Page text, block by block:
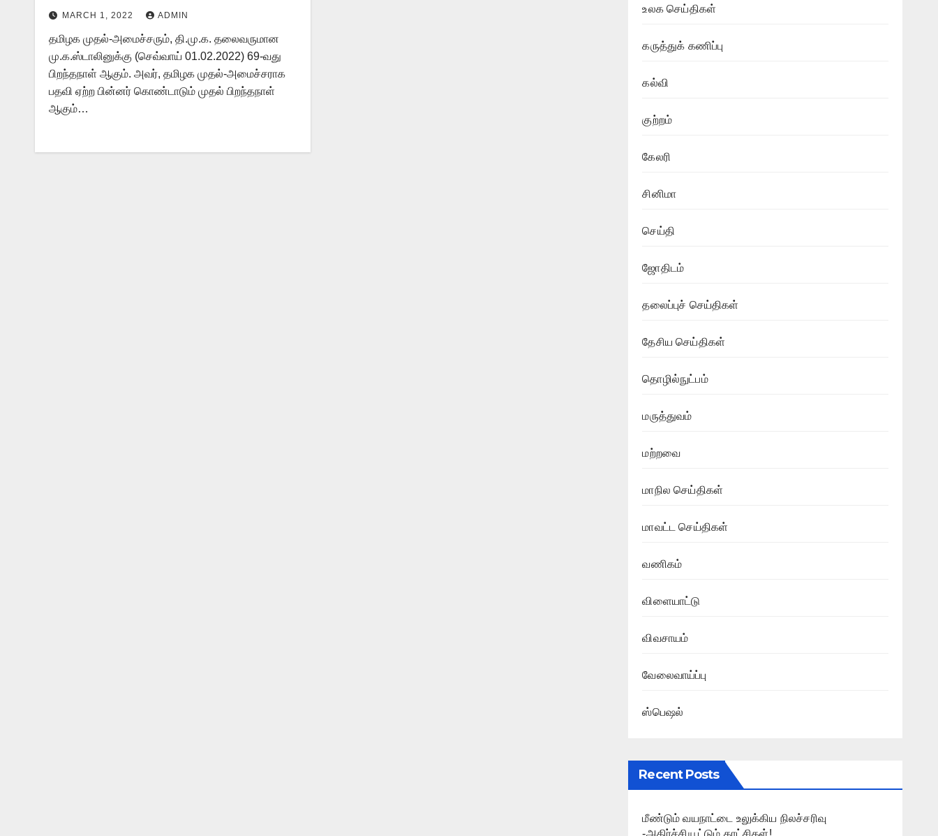
MARCH 1, 2022 ADMIN
தமிழக முதல்-அமைச்சரும், தி.மு.க. தலைவருமான
மு.க.ஸ்டாலினுக்கு (செவ்வாய் 01.02.2022) 69-வது
பிறந்தநாள் ஆகும். அவர், தமிழக முதல்-அமைச்சராக
பதவி ஏற்ற பின்னர் கொண்டாடும் முதல் பிறந்தநாள்
ஆகும்…
உலக செய்திகள்
கருத்துக் கணிப்பு
கல்வி
குற்றம்
கேலரி
சினிமா
செய்தி
ஜோதிடம்
தலைப்புச் செய்திகள்
தேசிய செய்திகள்
தொழில்நுட்பம்
மருத்துவம்
மற்றவை
மாநில செய்திகள்
மாவட்ட செய்திகள்
வணிகம்
விளையாட்டு
விவசாயம்
வேலைவாய்ப்பு
ஸ்பெஷல்
Recent Posts
மீண்டும் வயநாட்டை உலுக்கிய நிலச்சரிவு